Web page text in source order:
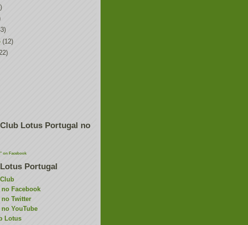
(12)
Lotus Portugal no
on Facebook
Portugal
Facebook
Twitter
YouTube
Lotus